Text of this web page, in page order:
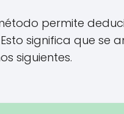
permite
significa que
siguientes.